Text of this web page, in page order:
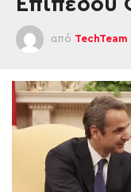
από TechTeam